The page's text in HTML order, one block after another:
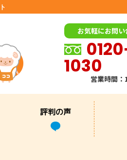
お気軽にお問い
1030
営業時間
評判の声